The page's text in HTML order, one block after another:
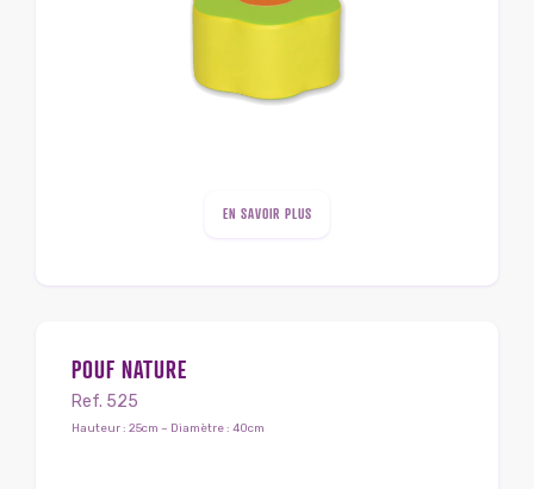
EN SAVOIR PLUS
POUF NATURE
Ref. 525
Hauteur : 25cm – Diamètre : 40cm